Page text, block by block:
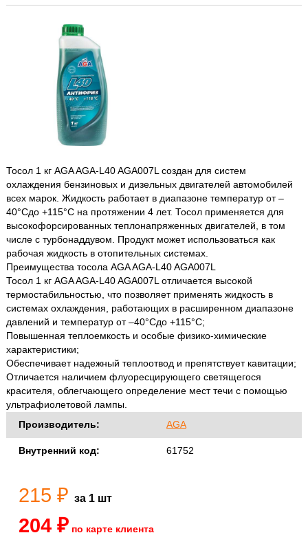
Тосол 1 кг AGA AGA-L40 AGA007L создан для систем
охлаждения бензиновых и дизельных двигателей автомобилей
всех марок. Жидкость работает в диапазоне температур от –
40°Сдо +115°С на протяжении 4 лет. Тосол применяется для
высокофорсированных теплонапряженных двигателей, в том
числе с турбонаддувом. Продукт может использоваться как
рабочая жидкость в отопительных системах.
Преимущества тосола AGA AGA-L40 AGA007L
Тосол 1 кг AGA AGA-L40 AGA007L отличается высокой
термостабильностью, что позволяет применять жидкость в
системах охлаждения, работающих в расширенном диапазоне
давлений и температур от –40°Сдо +115°С;
Повышенная теплоемкость и особые физико-химические
характеристики;
Обеспечивает надежный теплоотвод и препятствует кавитации;
Отличается наличием флуоресцирующего светящегося
красителя, облегчающего определение мест течи с помощью
ультрафиолетовой лампы.
Производитель:
AGA
Внутренний код: 61752
215 ₽ за 1 шт
204 ₽ по карте клиента